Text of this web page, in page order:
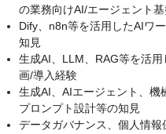
の業務向けAI/エージェント
Dify、n8n等を活用したAIワ
知見
生成AI、LLM、RAG等を活
画/導入経験
生成AI、AIエージェント、機
プロンプト設計等の知見
データガバナンス、個人情